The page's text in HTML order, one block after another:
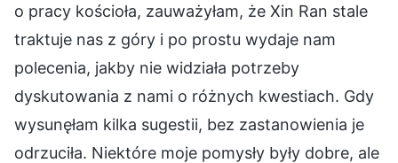
o pracy kościoła, zauważyłam, że Xin Ran stale
traktuje nas z góry i po prostu wydaje nam
polecenia, jakby nie widziała potrzeby
dyskutowania z nami o różnych kwestiach. Gdy
wysunęłam kilka sugestii, bez zastanowienia je
odrzuciła. Niektóre moje pomysły były dobre, ale